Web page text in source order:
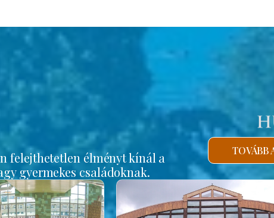
felejthetetlen élményt kínál a
gyermekes családoknak.
TOVÁBB